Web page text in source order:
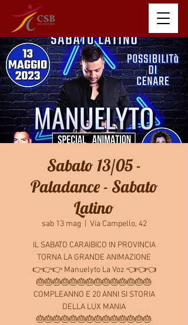
Sabato 13/05 -
Paladance - Sabato
Latino
sab 13 mag Via Campello, 42
IL SABATO CARAIBICO IN PROVINCIA
TORNA LA GRANDE ANIMAZIONE
👉👉👉 Manuelyto La Voz 👈👈👈
🎂🎂🎂🎂🎂🎂🎂🎂🎂🎂🎂🎂🎂🎂
COMPLEANNO E 20 ANNI SI STORIA
DELLA LUX MANIA
🎂🎂🎂🎂🎂🎂🎂🎂🎂🎂🎂🎂🎂🎂